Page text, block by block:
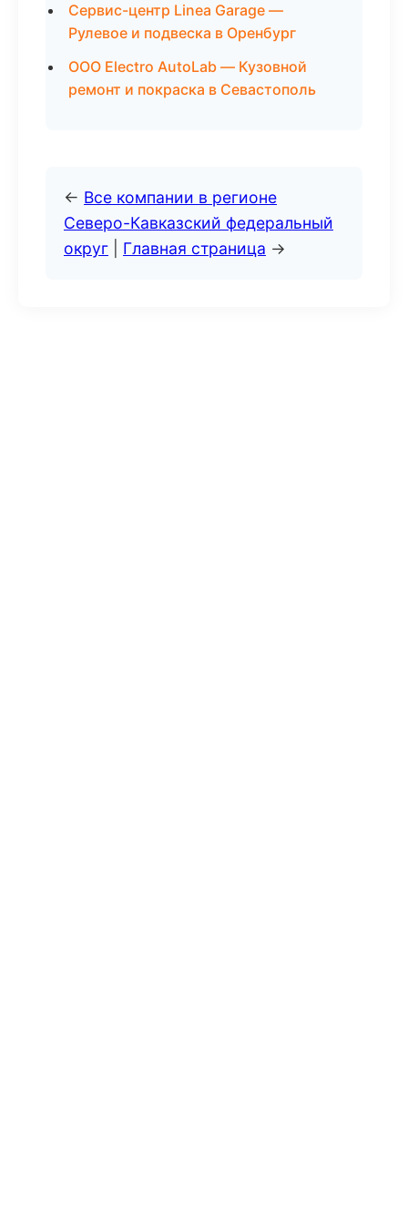
Сервис-центр Linea Garage —
Рулевое и подвеска в Оренбург
ООО Electro AutoLab — Кузовной
ремонт и покраска в Севастополь
← Все компании в регионе
Северо-Кавказский федеральный
округ
Главная страница →